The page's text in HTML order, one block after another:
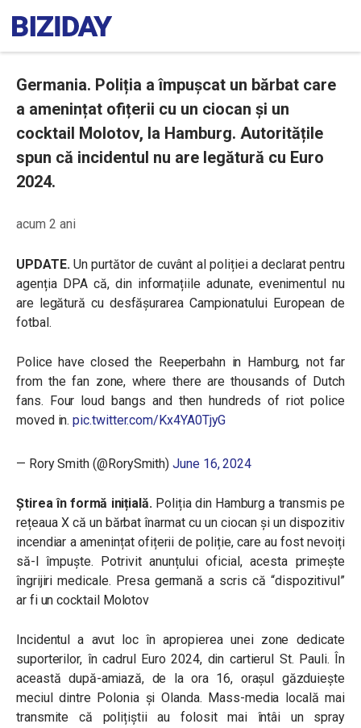
Germania. Poliția a împușcat un bărbat care
a amenințat ofițerii cu un ciocan și un
cocktail Molotov, la Hamburg. Autoritățile
spun că incidentul nu are legătură cu Euro
2024.
acum 2 ani
UPDATE.Un purtător de cuvânt al poliției a declarat pentru
agenția DPA că, din informațiile adunate, evenimentul nu
are legătură cu desfășurarea Campionatului European de
fotbal.
Police have closed the Reeperbahn in Hamburg, not far
from the fan zone, where there are thousands of Dutch
fans. Four loud bangs and then hundreds of riot police
moved in.pic.twitter.com/Kx4YA0TjyG
— Rory Smith (@RorySmith)June 16, 2024
Știrea în formă inițială. Poliția din Hamburg a transmis pe
rețeaua X că un bărbat înarmat cu un ciocan și un dispozitiv
incendiar a amenințat ofițerii de poliție, care au fost nevoiți
să-l împuște. Potrivit anunțului oficial, acesta primește
îngrijiri medicale. Presa germană a scris că “dispozitivul”
ar fi un cocktail Molotov
Incidentul a avut loc în apropierea unei zone dedicate
suporterilor, în cadrul Euro 2024, din cartierul St. Pauli. În
această după-amiază, de la ora 16, orașul găzduiește
meciul dintre Polonia și Olanda. Mass-media locală mai
transmite că polițiștii au folosit mai întâi un spray